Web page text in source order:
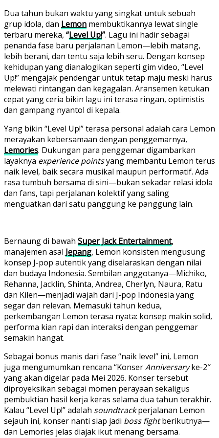
Dua tahun bukan waktu yang singkat untuk sebuah
grup idola, dan Lemon membuktikannya lewat single
terbaru mereka, “Level Up!”. Lagu ini hadir sebagai
penanda fase baru perjalanan Lemon—lebih matang,
lebih berani, dan tentu saja lebih seru. Dengan konsep
kehidupan yang dianalogikan seperti gim video, “Level
Up!” mengajak pendengar untuk tetap maju meski harus
melewati rintangan dan kegagalan. Aransemen ketukan
cepat yang ceria bikin lagu ini terasa ringan, optimistis
dan gampang nyantol di kepala.
Yang bikin “Level Up!” terasa personal adalah cara Lemon
merayakan kebersamaan dengan penggemarnya,
Lemories. Dukungan para penggemar digambarkan
layaknya experience pointsyang membantu Lemon terus
naik level, baik secara musikal maupun performatif. Ada
rasa tumbuh bersama di sini—bukan sekadar relasi idola
dan fans, tapi perjalanan kolektif yang saling
menguatkan dari satu panggung ke panggung lain.
Bernaung di bawah Super Jack Entertainment,
manajemen asal Jepang, Lemon konsisten mengusung
konsep J-pop autentik yang diselaraskan dengan nilai
dan budaya Indonesia. Sembilan anggotanya—Michiko,
Rehanna, Jacklin, Shinta, Andrea, Cherlyn, Naura, Ratu
dan Kilen—menjadi wajah dari J-pop Indonesia yang
segar dan relevan. Memasuki tahun kedua,
perkembangan Lemon terasa nyata: konsep makin solid,
performa kian rapi dan interaksi dengan penggemar
semakin hangat.
Sebagai bonus manis dari fase “naik level” ini, Lemon
juga mengumumkan rencana “KonserAnniversaryke-2″
yang akan digelar pada Mei 2026. Konser tersebut
diproyeksikan sebagai momen perayaan sekaligus
pembuktian hasil kerja keras selama dua tahun terakhir.
Kalau “Level Up!” adalah soundtrackperjalanan Lemon
sejauh ini, konser nanti siap jadi boss fightberikutnya—
dan Lemories jelas diajak ikut menang bersama.